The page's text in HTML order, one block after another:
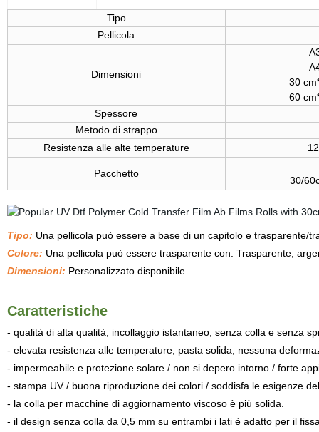
Tipo
Pellicola
Dimensioni
30
60
Spessore
Metodo di strappo
Resistenza alle alte temperature
Pacchetto
30/
Tipo: Una pellicola può essere a base di un capitolo e trasparente/
Colore: Una pellicola può essere trasparente con: Trasparente,
Dimensioni: Personalizzato disponibile.
Caratteristiche
- qualità di alta qualità, incollaggio istantaneo, senza colla e senza
- elevata resistenza alle temperature, pasta solida, nessuna
- impermeabile e protezione solare / non si depero intorno / forte
- stampa UV / buona riproduzione dei colori / soddisfa le esigenze
- la colla per macchine di aggiornamento viscoso è più solida.
- il design senza colla da 0,5 mm su entrambi i lati è adatto per il